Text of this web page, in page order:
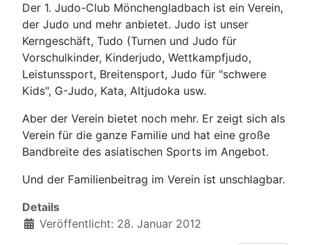
Der 1. Judo-Club Mönchengladbach ist ein Verein,
der Judo und mehr anbietet. Judo ist unser
Kerngeschäft, Tudo (Turnen und Judo für
Vorschulkinder, Kinderjudo, Wettkampfjudo,
Leistunssport, Breitensport, Judo für "schwere
Kids", G-Judo, Kata, Altjudoka usw.
Aber der Verein bietet noch mehr. Er zeigt sich als
Verein für die ganze Familie und hat eine große
Bandbreite des asiatischen Sports im Angebot.
Und der Familienbeitrag im Verein ist unschlagbar.
Details
Veröffentlicht: 28. Januar 2012